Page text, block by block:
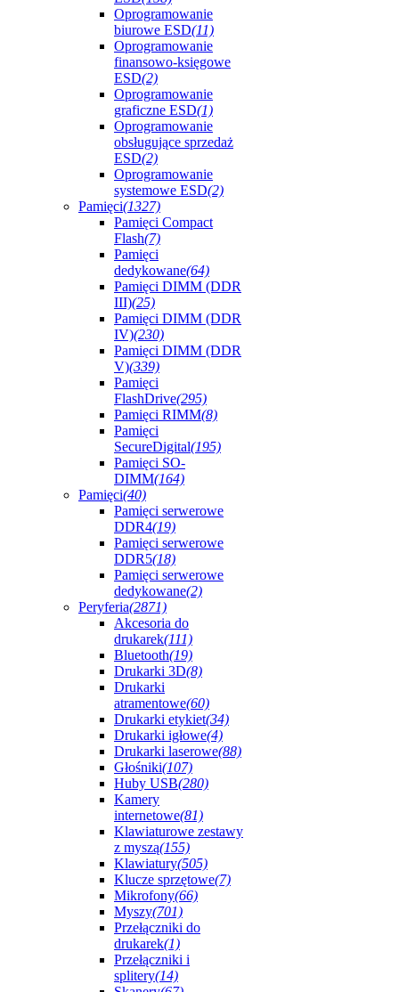
Oprogramowanie
biurowe ESD(11)
Oprogramowanie
finansowo-księgowe
ESD(2)
Oprogramowanie
graficzne ESD(1)
Oprogramowanie
obsługujące sprzedaż
ESD(2)
Oprogramowanie
systemowe ESD(2)
Pamięci(1327)
Pamięci Compact
Flash(7)
Pamięci
dedykowane(64)
Pamięci DIMM (DDR
III)(25)
Pamięci DIMM (DDR
IV)(230)
Pamięci DIMM (DDR
V)(339)
Pamięci
FlashDrive(295)
Pamięci RIMM(8)
Pamięci
SecureDigital(195)
Pamięci SO-
DIMM(164)
Pamięci(40)
Pamięci serwerowe
DDR4(19)
Pamięci serwerowe
DDR5(18)
Pamięci serwerowe
dedykowane(2)
Peryferia(2871)
Akcesoria do
drukarek(111)
Bluetooth(19)
Drukarki 3D(8)
Drukarki
atramentowe(60)
Drukarki etykiet(34)
Drukarki igłowe(4)
Drukarki laserowe(88)
Głośniki(107)
Huby USB(280)
Kamery
internetowe(81)
Klawiaturowe zestawy
z myszą(155)
Klawiatury(505)
Klucze sprzętowe(7)
Mikrofony(66)
Myszy(701)
Przełączniki do
drukarek(1)
Przełączniki i
splitery(14)